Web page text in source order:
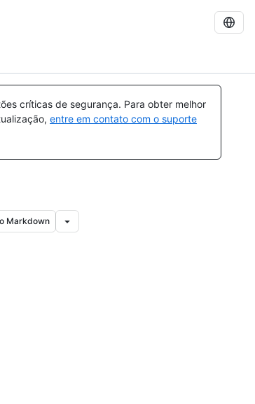
críticas de segurança. Para obter melhor
entre em contato com o suporte
Markdown